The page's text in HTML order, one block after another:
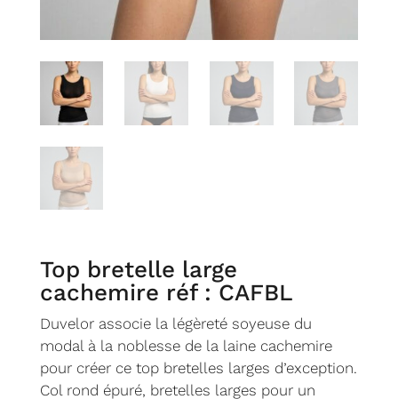
Top bretelle large
cachemire réf : CAFBL
Duvelor associe la légèreté soyeuse du
modal à la noblesse de la laine cachemire
pour créer ce top bretelles larges d’exception.
Col rond épuré, bretelles larges pour un